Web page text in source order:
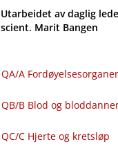
Utarbeidet av daglig
scient. Marit Bangen
QA​/​A
QB​/​B Blod og
QC​/​C Hjerte og kretsløp